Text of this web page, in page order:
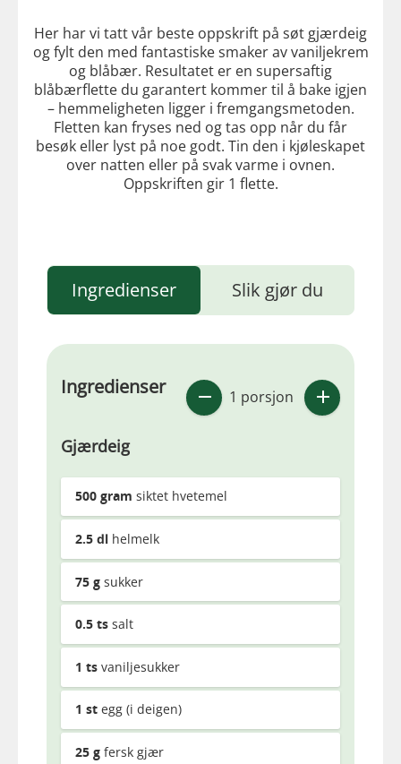
Her har vi tatt vår beste oppskrift på søt gjærdeig
og fylt den med fantastiske smaker av vaniljekrem
og blåbær. Resultatet er en supersaftig
blåbærflette du garantert kommer til å bake igjen
– hemmeligheten ligger i fremgangsmetoden.
Fletten kan fryses ned og tas opp når du får
besøk eller lyst på noe godt. Tin den i kjøleskapet
over natten eller på svak varme i ovnen.
Oppskriften gir 1 flette.
Ingredienser Slik gjør du
Ingredienser 1 porsjon
Gjærdeig
500 gram siktet hvetemel
2.5 dl helmelk
75 g sukker
0.5 ts salt
1 ts vaniljesukker
1 st egg (i deigen)
25 g fersk gjær